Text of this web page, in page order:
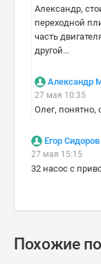
Александр,
переходной
часть
другой...
Александр
27 мая 10:35
Олег,
Егор Сидоров
27 мая 15:15
32 насос с
Похожие